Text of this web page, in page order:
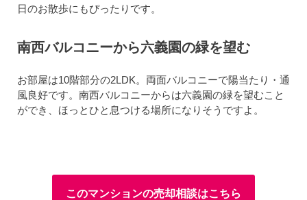
日のお散歩にもぴったりです。
南西バルコニーから六義園の緑を望む
お部屋は10階部分の2LDK。両面バルコニーで陽当たり・通
風良好です。南西バルコニーからは六義園の緑を望むこと
ができ、ほっとひと息つける場所になりそうですよ。
このマンションの売却相談はこちら